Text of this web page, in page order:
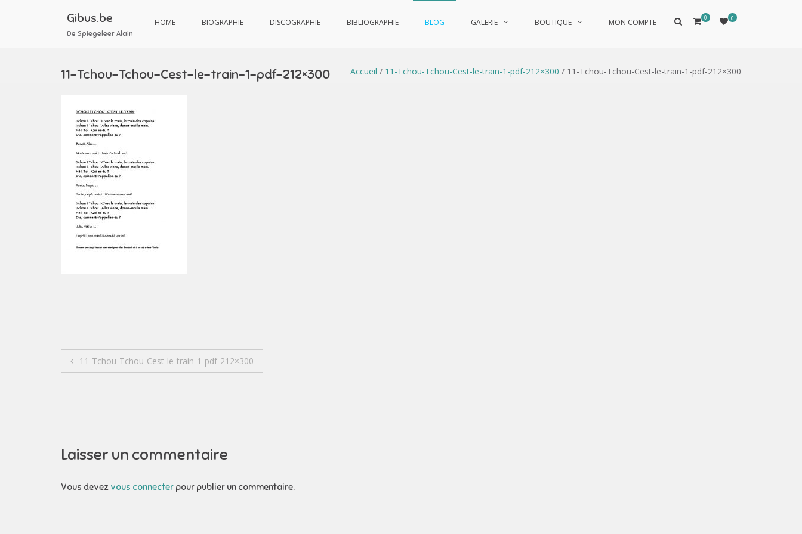
Gibus.be
De Spiegeleer Alain
HOME BIOGRAPHIE DISCOGRAPHIE BIBLIOGRAPHIE BLOG GALERIE BOUTIQUE MON COMPTE
Afficher0 0
11-Tchou-Tchou-Cest-le-train-1-pdf-212×300 Accueil / 11-Tchou-Tchou-Cest-le-train-1-pdf-212×300 / 11-Tchou-Tchou-Cest-le-train-1-pdf-212×300
Navigation
11-Tchou-Tchou-Cest-le-train-1-pdf-212×300
Laisser un commentaire
Vous devez vous connecter pour publier un commentaire.